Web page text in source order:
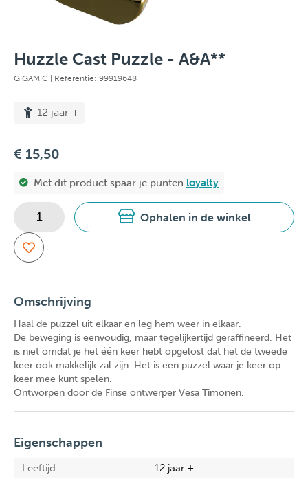
Huzzle Cast Puzzle - A&A**
GIGAMIC | Referentie: 99919648
12 jaar +
€ 15,50
Met dit product spaar je punten loyalty
Ophalen in de winkel
Omschrijving
Haal de puzzel uit elkaar en leg hem weer in elkaar.
De beweging is eenvoudig, maar tegelijkertijd geraffineerd. Het
is niet omdat je het één keer hebt opgelost dat het de tweede
keer ook makkelijk zal zijn. Het is een puzzel waar je keer op
keer mee kunt spelen.
Ontworpen door de Finse ontwerper Vesa Timonen.
Eigenschappen
Leeftijd 12 jaar +